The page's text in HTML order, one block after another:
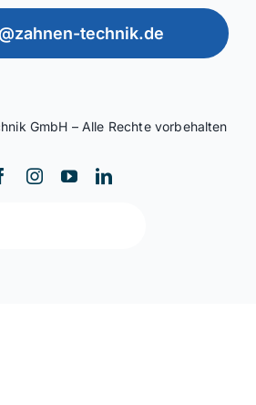
technik.de
GmbH – Alle Rechte vorbehalten